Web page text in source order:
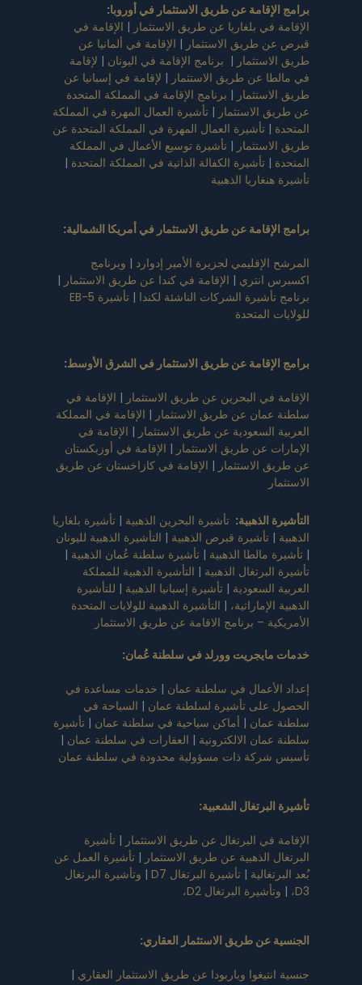
برامج الإقامة عن طريق الاستثمار في أوروبا:
الإقامة في بلغاريا عن طريق الاستثمار | الإقامة في
قبرص عن طريق الاستثمار | الإقامة في ألمانيا عن
طريق الاستثمار | برنامج الإقامة في اليونان | لإقامة
في مالطا عن طريق الاستثمار | لإقامة في إسبانيا عن
طريق الاستثمار | برنامج الإقامة في المملكة المتحدة
عن طريق الاستثمار | تأشيرة العمال المهرة في المملكة
المتحدة | تأشيرة العمال المهرة في المملكة المتحدة عن
طريق الاستثمار | تأشيرة توسيع الأعمال في المملكة
المتحدة | تأشيرة الكفالة الذاتية في المملكة المتحدة |
تأشيرة هنغاريا الذهبية
برامج الإقامة عن طريق الاستثمار في أمريكا الشمالية:
المرشح الإقليمي لجزيرة الأمير إدوارد | وبرنامج
اكسبرس انتري | الإقامة في كندا عن طريق الاستثمار |
برنامج تأشيرة الشركات الناشئة لكندا |
تأشيرة EB-5
للولايات المتحدة
برامج الإقامة عن طريق الاستثمار في الشرق الأوسط:
الإقامة في البحرين عن طريق الاستثمار | الإقامة في
سلطنة عمان عن طريق الاستثمار | الإقامة في المملكة
العربية السعودية عن طريق الاستثمار | الإقامة في
الإمارات عن طريق الاستثمار | الإقامة في أوزبكستان
عن طريق الاستثمار | الإقامة في كازاخستان عن طريق
الاستثمار
التأشيرة الذهبية: تأشيرة البحرين الذهبية | تأشيرة بلغاريا
الذهبية | تأشيرة قبرص الذهبية | التأشيرة الذهبية لليونان
| تأشيرة مالطا الذهبية | تأشيرة سلطنة عُمان الذهبية |
تأشيرة البرتغال الذهبية | التأشيرة الذهبية للمملكة
العربية السعودية | تأشيرة إسبانيا الذهبية | للتأشيرة
الذهبية الإماراتية، | التأشيرة الذهبية للولايات المتحدة
الأمريكية – برنامج الاقامة عن طريق الاستثمار
خدمات مايجريت وورلد في سلطنة عُمان:
إعداد الأعمال في سلطنة عمان | خدمات مساعدة في
الحصول على تأشيرة لسلطنة عمان | السياحة في
سلطنة عمان | أماكن سياحية في سلطنة عمان | تأشيرة
سلطنة عمان الالكترونية | العقارات في سلطنة عمان |
تأسيس شركة ذات مسؤولية محدودة في سلطنة عمان
تأشيرة البرتغال الشعبية:
الإقامة في البرتغال عن طريق الاستثمار | تأشيرة
البرتغال الذهبية عن طريق الاستثمار | تأشيرة العمل عن
بُعد البرتغالية | تأشيرة البرتغال D7 | وتأشيرة البرتغال
D3، | وتأشيرة البرتغال D2،
الجنسية عن طريق الاستثمار العقاري:
جنسية انتيغوا وباربودا عن طريق الاستثمار العقاري |